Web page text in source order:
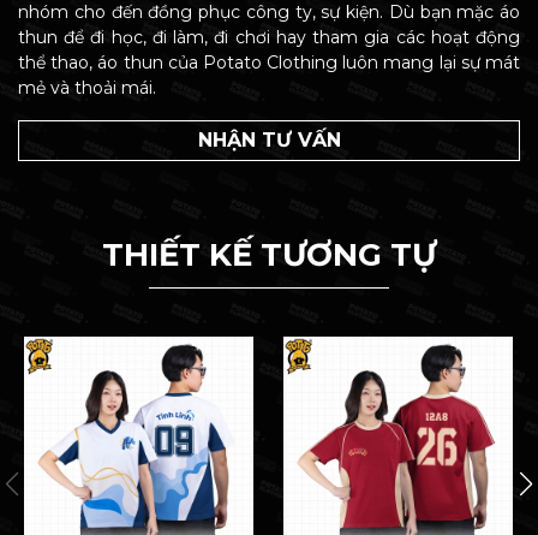
nhóm cho đến đồng phục công ty, sự kiện. Dù bạn mặc áo
thun để đi học, đi làm, đi chơi hay tham gia các hoạt động
thể thao, áo thun của Potato Clothing luôn mang lại sự mát
mẻ và thoải mái.
NHẬN TƯ VẤN
THIẾT KẾ TƯƠNG TỰ